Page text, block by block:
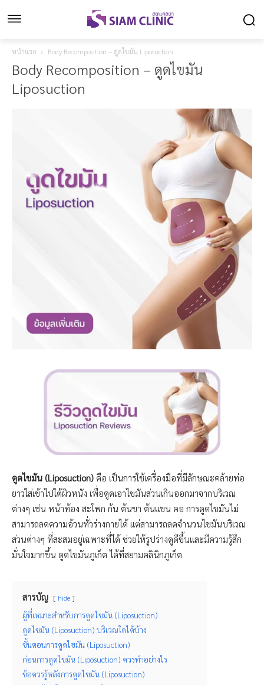
หน้าแรก Body Recomposition – ดูดไขมัน Liposuction
Body Recomposition – ดูดไขมัน
Liposuction
ดูดไขมัน (Liposuction) คือ เป็นการใช้เครื่องมือที่มีลักษณะคล้ายท่อ
ยาวใส่เข้าไปใต้ผิวหนัง เพื่อดูดเอาไขมันส่วนเกินออกมาจากบริเวณ
ต่างๆ เช่น หน้าท้อง สะโพก ก้น ต้นขา ต้นแขน คอ การดูดไขมันไม่
สามารถลดความอ้วนทั่วร่างกายได้ แต่สามารถลดจำนวนไขมันบริเวณ
ส่วนต่างๆ ที่สะสมอยู่เฉพาะที่ได้ ช่วยให้รูปร่างดูดีขึ้นและมีความรู้สึก
มั่นใจมากขึ้น ดูดไขมันภูเก็ต ได้ที่สยามคลินิกภูเก็ต
สารบัญ hide
ผู้ที่เหมาะสำหรับการดูดไขมัน (Liposuction)
ดูดไขมัน (Liposuction) บริเวณใดได้บ้าง
ขั้นตอนการดูดไขมัน (Liposuction)
ก่อนการดูดไขมัน (Liposuction) ควรทำอย่างไร
ข้อควรรู้หลังการดูดไขมัน (Liposuction)